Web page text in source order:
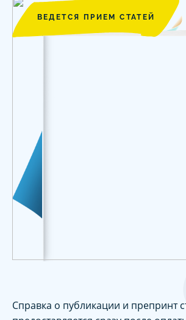
ВЕДЕТСЯ ПРИЕМ СТАТЕЙ
Справка о публикации и препринт